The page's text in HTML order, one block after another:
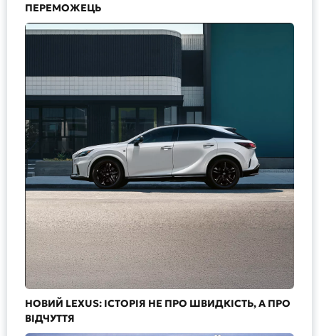
ПЕРЕМОЖЕЦЬ
НОВИЙ LEXUS: ІСТОРІЯ НЕ ПРО ШВИДКІСТЬ, А ПРО
ВІДЧУТТЯ